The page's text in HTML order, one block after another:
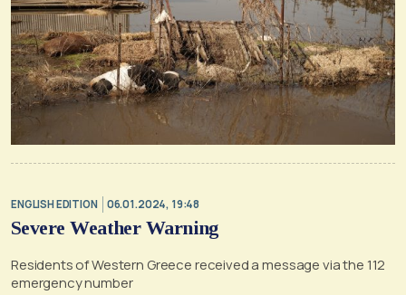
ENGLISH EDITION 06.01.2024, 19:48
Severe Weather Warning
Residents of Western Greece received a message via the 112
emergency number